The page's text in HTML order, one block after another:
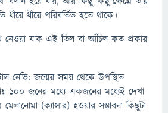
ধীরে পরিবর্তিত হতে থাকে।
যাক এই তিল বা আঁচিল কত প্রকার
নেভি: জন্মের সময় থেকে উপস্থিত
100 জনের মধ্যে একজনের মধ্যেই দেখা
(ক্যান্সার) হওয়ার সম্ভাবনা কিছুটা